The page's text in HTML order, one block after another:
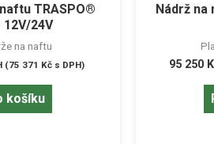
TRASPO®
24V
na naftu
(75 371 Kč s DPH)
košíku
Nádrž na
95 250